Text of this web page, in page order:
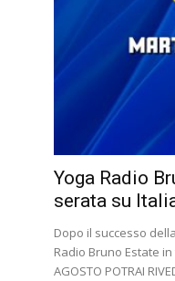
Yoga Radio
serata su
Dopo il successo
Radio Bruno Estate in
AGOSTO POTRAI